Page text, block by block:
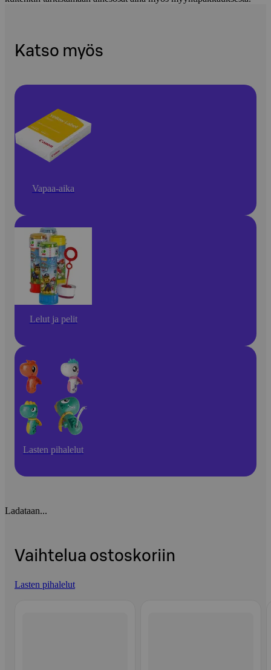
Katso myös
Vapaa-aika
Lelut ja pelit
Lasten pihalelut
Ladataan...
Vaihtelua ostoskoriin
Lasten pihalelut